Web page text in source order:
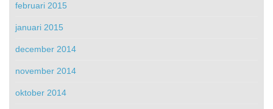
februari 2015
januari 2015
december 2014
november 2014
oktober 2014